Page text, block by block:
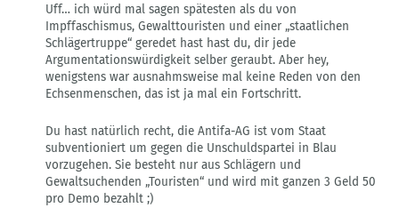
von
Ernesto
Uff… ich würd mal sagen spätesten als du von
Impffaschismus, Gewalttouristen und einer „staatlichen
Schlägertruppe“ geredet hast hast du, dir jede
Argumentationswürdigkeit selber geraubt. Aber hey,
wenigstens war ausnahmsweise mal keine Reden von den
Echsenmenschen, das ist ja mal ein Fortschritt.
Du hast natürlich recht, die Antifa-AG ist vom Staat
subventioniert um gegen die Unschuldspartei in Blau
vorzugehen. Sie besteht nur aus Schlägern und
Gewaltsuchenden „Touristen“ und wird mit ganzen 3 Geld 50
pro Demo bezahlt ;)